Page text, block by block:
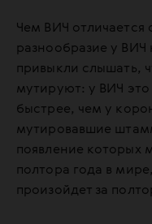
Чем ВИЧ отличается
разнообразие у
привыкли слышать,
мутируют: у ВИЧ
быстрее, чем у
мутировавшие
появление которых
полтора года в
произойдет за